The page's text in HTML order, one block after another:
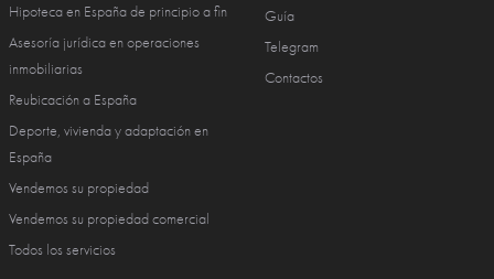
Hipoteca en España de principio a fin
Asesoría jurídica en operaciones
inmobiliarias
Reubicación a España
Deporte, vivienda y adaptación en
España
Vendemos su propiedad
Vendemos su propiedad comercial
Todos los servicios
Guía
Telegram
Contactos